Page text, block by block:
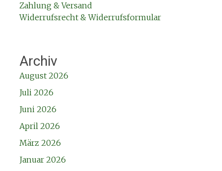
Zahlung & Versand
Widerrufsrecht & Widerrufsformular
Archiv
August 2026
Juli 2026
Juni 2026
April 2026
März 2026
Januar 2026